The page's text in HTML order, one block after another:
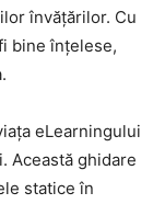
învățărilor. Cu
bine înțelese,
eLearningului
Această ghidare
statice în